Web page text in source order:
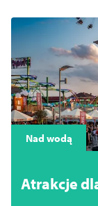
Nad wodą
Atrakcje